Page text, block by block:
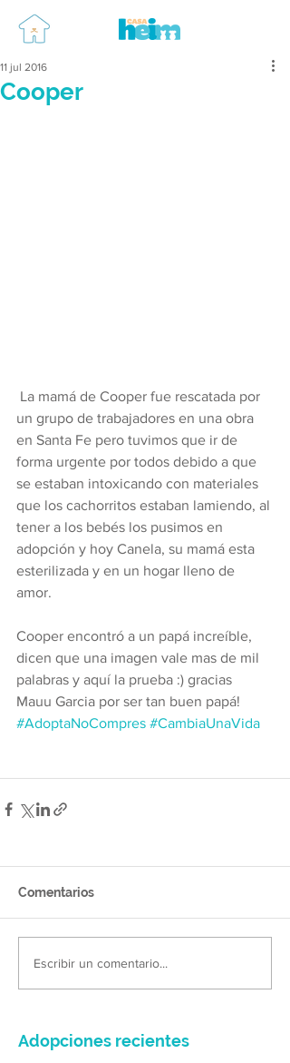
Cooper
11 jul 2016
un grupo de trabajadores en una obra
en Santa Fe pero tuvimos que ir de
forma urgente por todos debido a que
se estaban intoxicando con materiales
que los cachorritos estaban lamiendo, al
tener a los bebés los pusimos en
adopción y hoy Canela, su mamá esta
esterilizada y en un hogar lleno de
amor.
Cooper encontró a un papá increíble,
dicen que una imagen vale mas de mil
palabras y aquí la prueba :) gracias
Mauu Garcia por ser tan buen papá!
#AdoptaNoCompres #CambiaUnaVida
Comentarios
Escribir un comentario...
Adopciones recientes